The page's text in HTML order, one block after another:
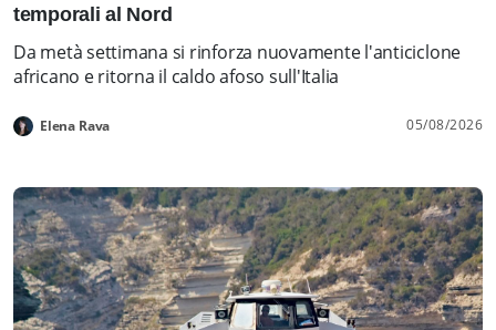
temporali al Nord
Da metà settimana si rinforza nuovamente l'anticiclone
africano e ritorna il caldo afoso sull'Italia
Elena Rava 05/08/2026